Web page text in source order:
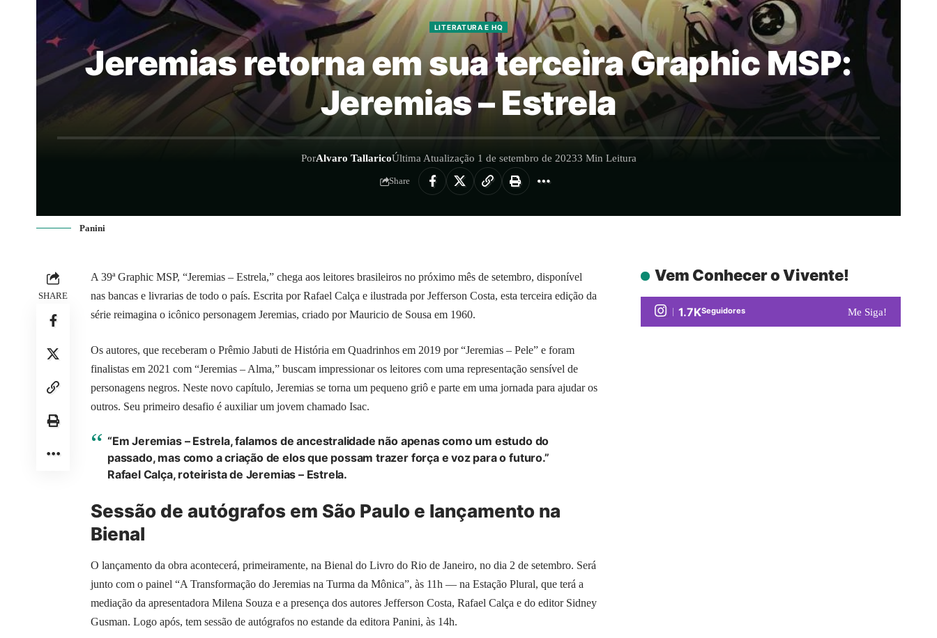
LITERATURA E HQ
Jeremias retorna em sua terceira Graphic MSP:
Jeremias – Estrela
PorAlvaro TallaricoÚltima Atualização 1 de setembro de 20233 Min Leitura
Share
Panini
SHARE
A 39ª Graphic MSP, “Jeremias – Estrela,” chega aos leitores brasileiros no próximo mês de setembro, disponível
nas bancas e livrarias de todo o país. Escrita por Rafael Calça e ilustrada por Jefferson Costa, esta terceira edição da
série reimagina o icônico personagem Jeremias, criado por Mauricio de Sousa em 1960.
Os autores, que receberam o Prêmio Jabuti de História em Quadrinhos em 2019 por “Jeremias – Pele” e foram
finalistas em 2021 com “Jeremias – Alma,” buscam impressionar os leitores com uma representação sensível de
personagens negros. Neste novo capítulo, Jeremias se torna um pequeno griô e parte em uma jornada para ajudar os
outros. Seu primeiro desafio é auxiliar um jovem chamado Isac.
“Em Jeremias – Estrela, falamos de ancestralidade não apenas como um estudo do
passado, mas como a criação de elos que possam trazer força e voz para o futuro.”
Rafael Calça, roteirista de Jeremias – Estrela.
Sessão de autógrafos em São Paulo e lançamento na
Bienal
O lançamento da obra acontecerá, primeiramente, na Bienal do Livro do Rio de Janeiro, no dia 2 de setembro. Será
junto com o painel “A Transformação do Jeremias na Turma da Mônica”, às 11h — na Estação Plural, que terá a
mediação da apresentadora Milena Souza e a presença dos autores Jefferson Costa, Rafael Calça e do editor Sidney
Gusman. Logo após, tem sessão de autógrafos no estande da editora Panini, às 14h.
Vem Conhecer o Vivente!
1.7KSeguidores Me Siga!